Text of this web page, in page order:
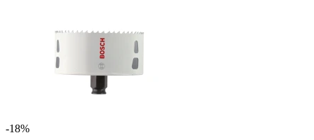
-18%